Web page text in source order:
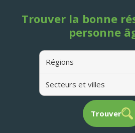
Régions
Secteurs et villes
Trouver
Trouver la bonne
personne